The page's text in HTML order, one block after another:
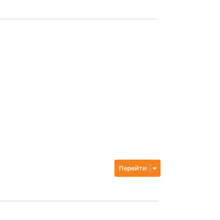
Перейти